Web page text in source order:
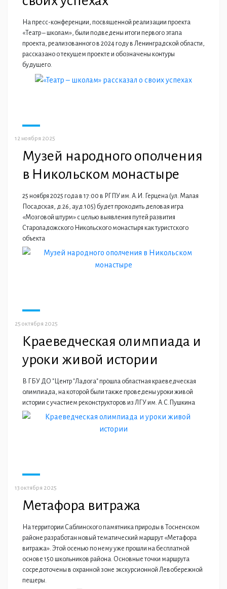
На пресс-конференции, посвященной реализации проекта
«Театр – школам», были подведены итоги первого этапа
проекта, реализованного в 2024 году в Ленинградской области,
рассказано о текущем проекте и обозначены контуры
будущего.
12 ноября 2025
Музей народного ополчения
в Никольском монастыре
25 ноября 2025 года в 17:00 в РГПУ им. А.И. Герцена (ул. Малая
Посадская, д.26, ауд.105) будет проходить деловая игра
«Мозговой штурм» с целью выявления путей развития
Староладожского Никольского монастыря как туристского
объекта
25 октября 2025
Краеведческая олимпиада и
уроки живой истории
В ГБУ ДО "Центр "Ладога" прошла областная краеведческая
олимпиада, на которой были также проведены уроки живой
истории с участием реконструкторов из ЛГУ им. А.С.Пушкина
13 октября 2025
Метафора витража
На территории Саблинского памятника природы в Тосненском
районе разработан новый тематический маршрут «Метафора
витража». Этой осенью по нему уже прошли на бесплатной
основе 150 школьников района. Основные точки маршрута
сосредоточены в охранной зоне экскурсионной Левобережной
пещеры.